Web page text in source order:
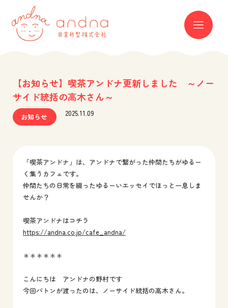
【お知らせ】喫茶アンドナ更新しました ～ノー
サイド統括の高木さん～
お知らせ 2025.11.09
「喫茶アンドナ」は、アンドナで繋がった仲間たちがゆるー
く集うカフェです。
仲間たちの日常を綴ったゆるーいエッセイでほっと一息しま
せんか？
喫茶アンドナはコチラ
https://andna.co.jp/cafe_andna/
＊＊＊＊＊＊
こんにちは アンドナの野村です
今回バトンが渡ったのは、ノーサイド統括の高木さん。